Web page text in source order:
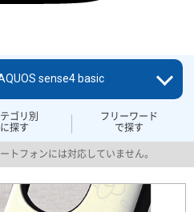
ゴリ別
に探す
フリーワード
で探す
sense4 basic
トフォンには対応していません。